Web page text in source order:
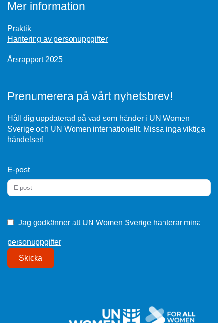
Mer information
Praktik
Hantering av personuppgifter
Årsrapport 2025
Prenumerera på vårt nyhetsbrev!
Håll dig uppdaterad på vad som händer i UN Women
Sverige och UN Women internationellt. Missa inga viktiga
händelser!
E-post
Jag godkänner att UN Women Sverige hanterar mina
personuppgifter
Skicka